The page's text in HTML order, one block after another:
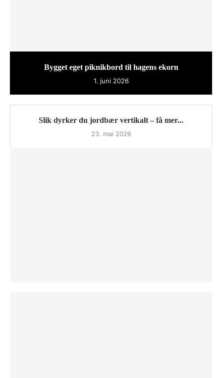
Bygget eget piknikbord til hagens ekorn
1. juni 2026
Slik dyrker du jordbær vertikalt – få mer...
23. mai 2026